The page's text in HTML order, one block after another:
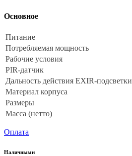
Основное
Питание
Потребляемая мощность
Рабочие условия
PIR-датчик
Дальность действия EXIR-подсветки
Материал корпуса
Размеры
Масса (нетто)
Оплата
Наличными